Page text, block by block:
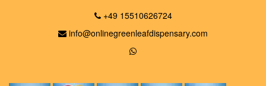
+49 15510626724
info@onlinegreenleafdispensary.com